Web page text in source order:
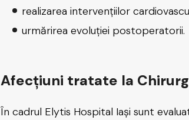
realizarea intervențiilor
urmărirea evoluției postoperatorii.
Afecțiuni tratate la
În cadrul Elytis Hospital Iași sunt